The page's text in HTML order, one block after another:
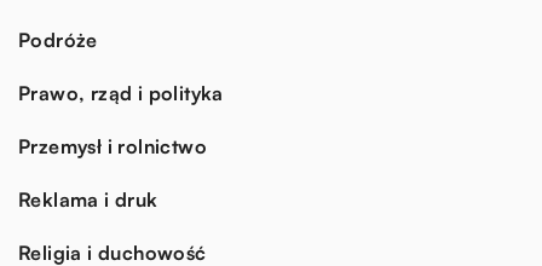
Podróże
Prawo, rząd i polityka
Przemysł i rolnictwo
Reklama i druk
Religia i duchowość